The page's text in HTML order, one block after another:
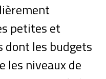
petites et
dont les budgets
les niveaux de